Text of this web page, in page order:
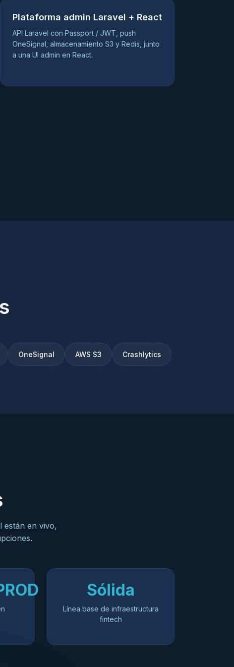
Plataforma admin Laravel + React
API Laravel con Passport / JWT, push
OneSignal, almacenamiento S3 y Redis, junto
a una UI admin en React.
OneSignal AWS S3 Crashlytics
están en vivo,
Sólida
Línea base de infraestructura
fintech